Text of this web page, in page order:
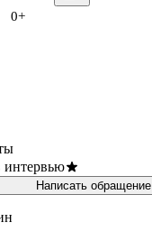
0+
интервью
Написать обращение